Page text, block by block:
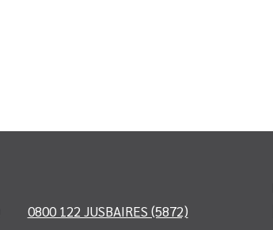
0800 122 JUSBAIRES (5872)